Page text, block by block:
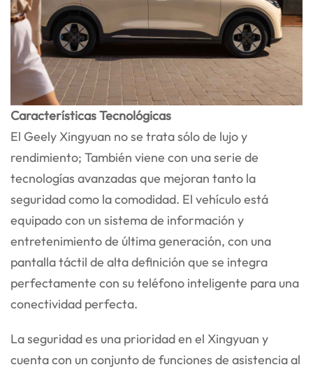
Características Tecnológicas
El Geely Xingyuan no se trata sólo de lujo y
rendimiento; También viene con una serie de
tecnologías avanzadas que mejoran tanto la
seguridad como la comodidad. El vehículo está
equipado con un sistema de información y
entretenimiento de última generación, con una
pantalla táctil de alta definición que se integra
perfectamente con su teléfono inteligente para una
conectividad perfecta.
La seguridad es una prioridad en el Xingyuan y
cuenta con un conjunto de funciones de asistencia al